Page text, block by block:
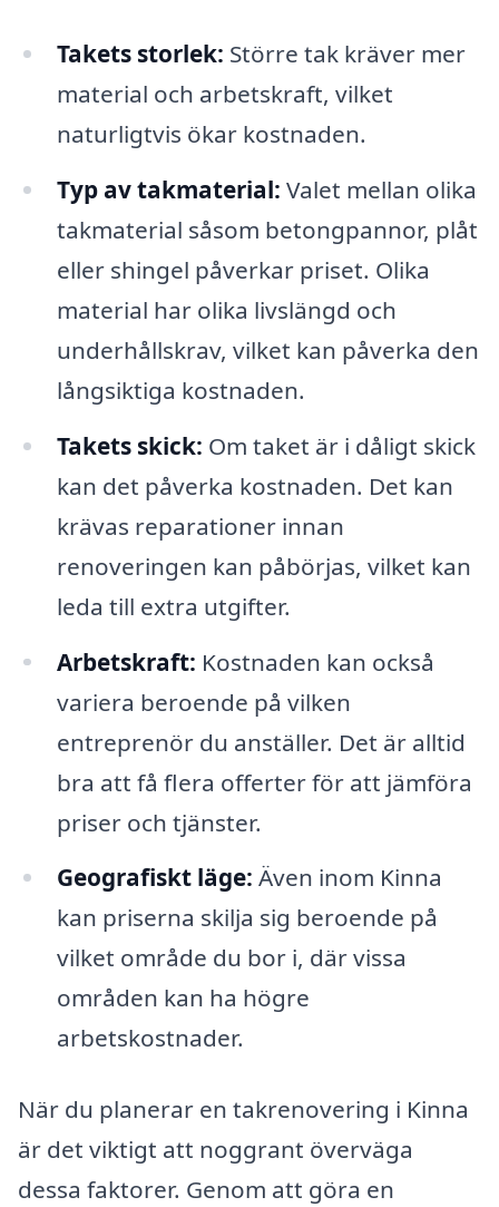
Takets storlek: Större tak kräver mer
material och arbetskraft, vilket
naturligtvis ökar kostnaden.
Typ av takmaterial: Valet mellan olika
takmaterial såsom betongpannor, plåt
eller shingel påverkar priset. Olika
material har olika livslängd och
underhållskrav, vilket kan påverka den
långsiktiga kostnaden.
Takets skick: Om taket är i dåligt skick
kan det påverka kostnaden. Det kan
krävas reparationer innan
renoveringen kan påbörjas, vilket kan
leda till extra utgifter.
Arbetskraft: Kostnaden kan också
variera beroende på vilken
entreprenör du anställer. Det är alltid
bra att få flera offerter för att jämföra
priser och tjänster.
Geografiskt läge: Även inom Kinna
kan priserna skilja sig beroende på
vilket område du bor i, där vissa
områden kan ha högre
arbetskostnader.
När du planerar en takrenovering i Kinna
är det viktigt att noggrant överväga
dessa faktorer. Genom att göra en